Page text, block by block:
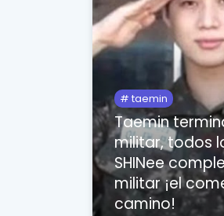
taemin
Taemin
militar, todos
SHINee
militar ¡el
camino!